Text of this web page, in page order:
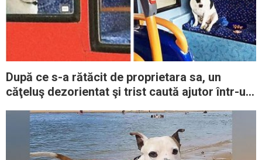
După ce s-a rătăcit de proprietara sa, un
căţeluş dezorientat şi trist caută ajutor într-un